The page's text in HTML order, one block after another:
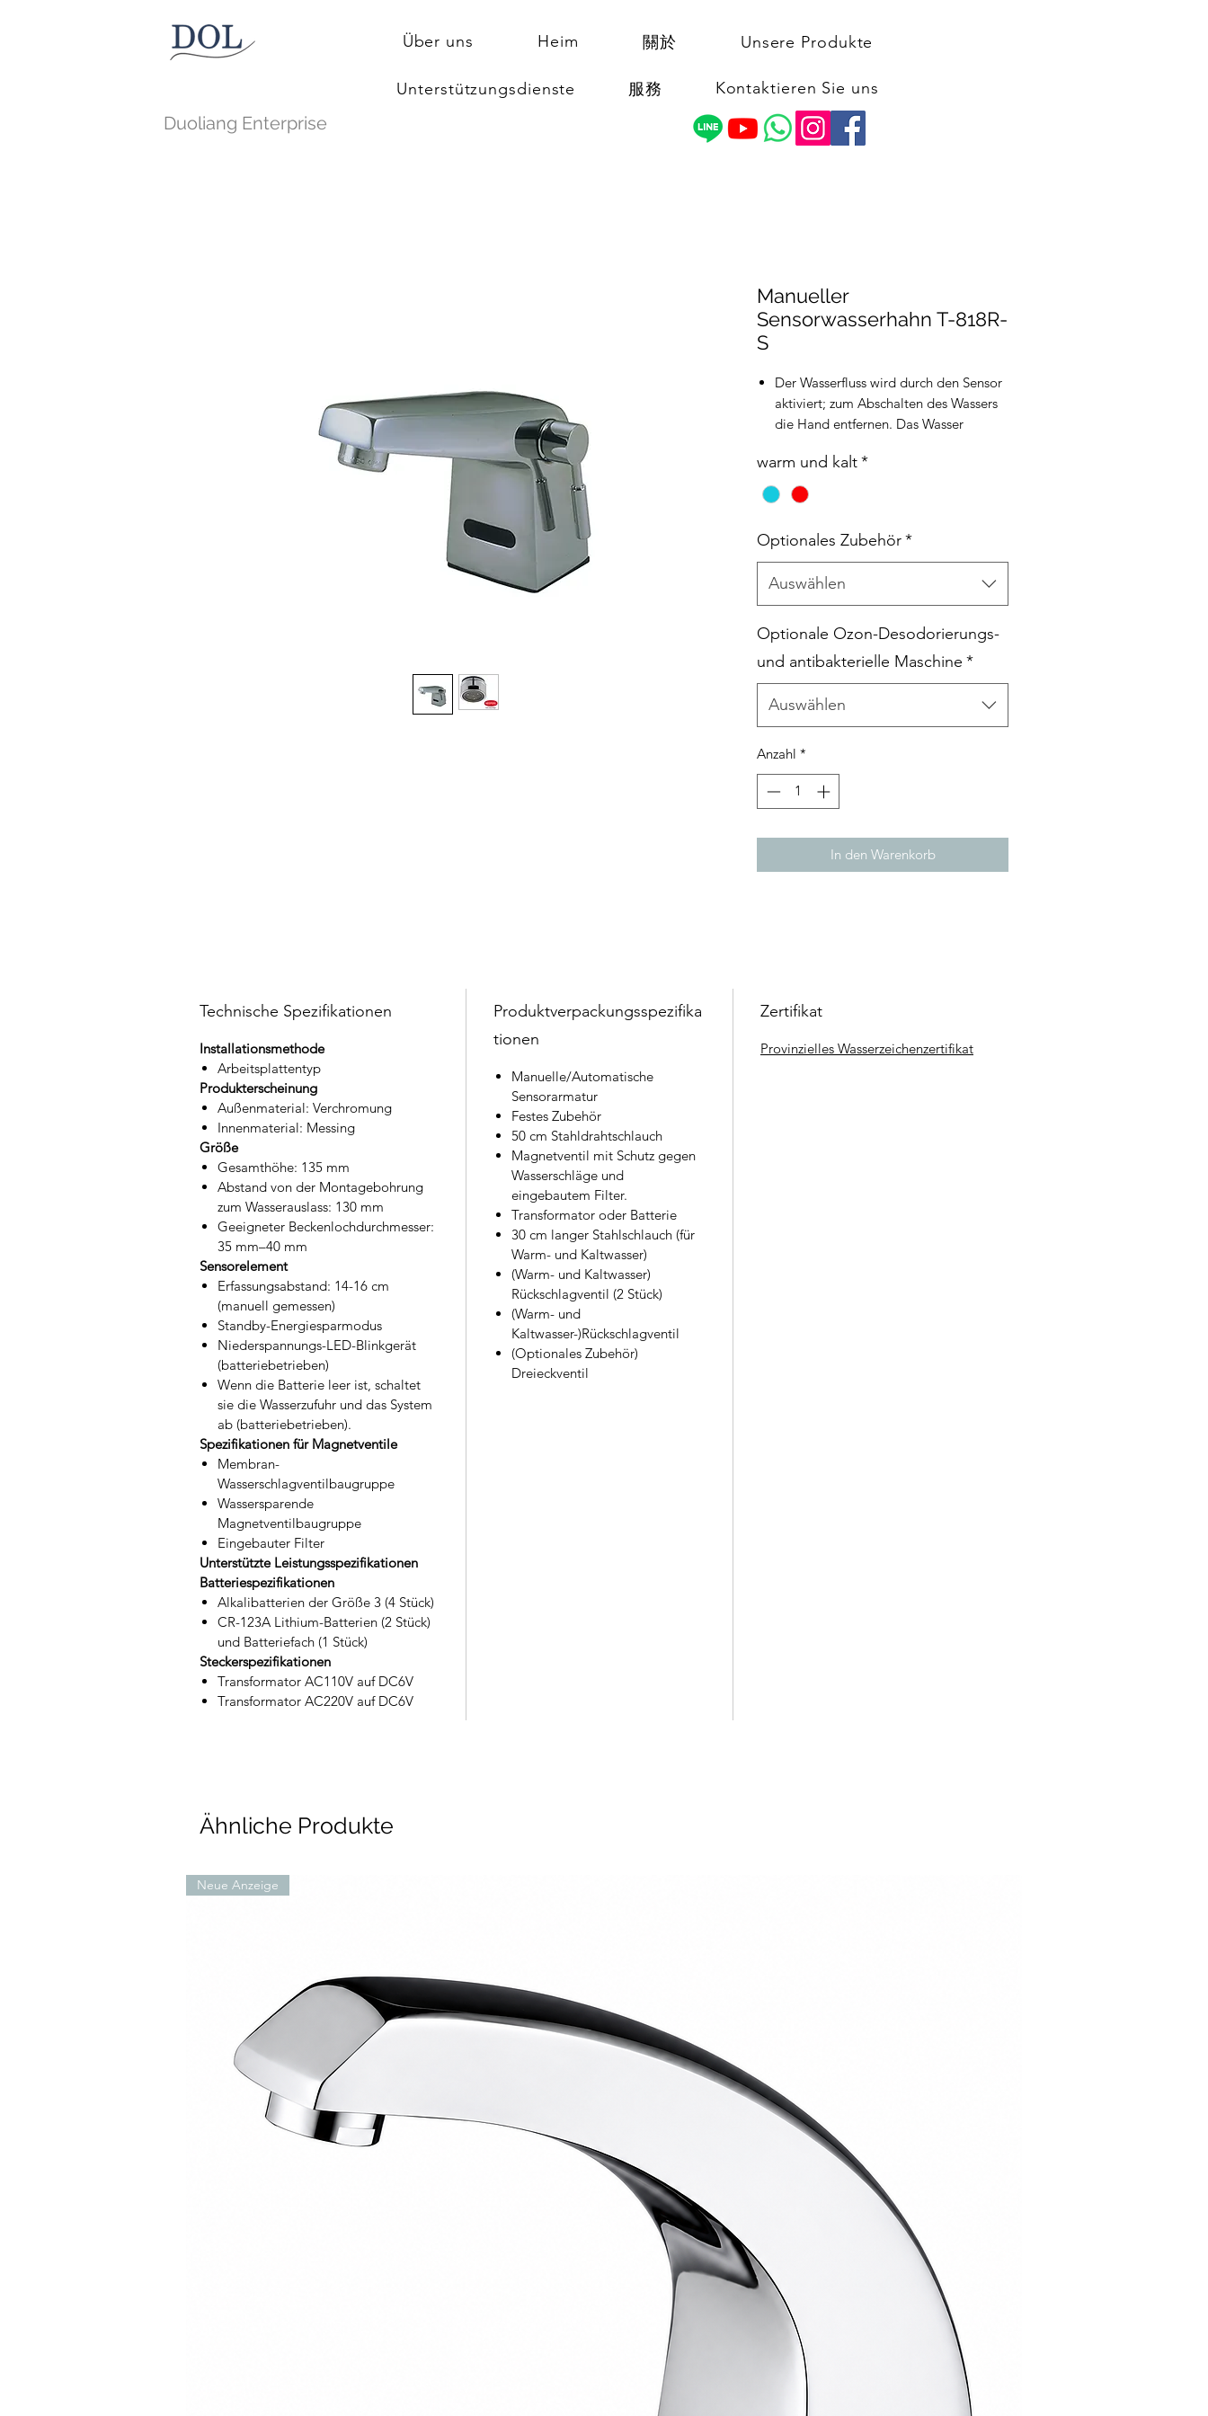
Über uns Heim 關於 Unsere Produkte
Unterstützungsdienste 服務 Kontaktieren Sie uns
Duoliang Enterprise
Manueller
Sensorwasserhahn T-818R-
S
Der Wasserfluss wird durch den Sensor
aktiviert; zum Abschalten des Wassers
die Hand entfernen. Das Wasser
ununterbrochenen Durchflusses
automatisch ab.
Es verfügt über eine manuelle
Bei niedrigem Batteriestand blinkt die
LED-Leuchte, um Sie daran zu erinnern,
die Batterie auszutauschen.
Wenn der Strom zur Neige geht, wird
das Wasser abgestellt und das System
schaltet sich ab.
Der Erfassungsabstand beträgt weniger
Batterielebensdauer: 6-8 Jahre
Jahr).
Wasserversorgungsdruck: 0,5 kgf/cm² -
7 kgf/cm²
Provinzielle Wasserzeichen-
Zertifizierung
warm und kalt*
Optionales Zubehör*
Auswählen
Optionale Ozon-Desodorierungs-
und antibakterielle Maschine *
Auswählen
Anzahl *
In den Warenkorb
Technische Spezifikationen
Installationsmethode
Arbeitsplattentyp
Produkterscheinung
Außenmaterial: Verchromung
Innenmaterial: Messing
Größe
Gesamthöhe: 135 mm
Abstand von der Montagebohrung
zum Wasserauslass: 130 mm
Geeigneter Beckenlochdurchmesser:
35 mm–40 mm
Sensorelement
Erfassungsabstand: 14-16 cm
(manuell gemessen)
Standby-Energiesparmodus
Niederspannungs-LED-Blinkgerät
(batteriebetrieben)
Wenn die Batterie leer ist, schaltet
sie die Wasserzufuhr und das System
ab (batteriebetrieben).
Spezifikationen für Magnetventile
Membran-
Wasserschlagventilbaugruppe
Wassersparende
Magnetventilbaugruppe
Eingebauter Filter
Unterstützte Leistungsspezifikationen
Batteriespezifikationen
Alkalibatterien der Größe 3 (4 Stück)
CR-123A Lithium-Batterien (2 Stück)
und Batteriefach (1 Stück)
Steckerspezifikationen
Transformator AC110V auf DC6V
Transformator AC220V auf DC6V
Produktverpackungsspezifika
tionen
Manuelle/Automatische
Sensorarmatur
Festes Zubehör
50 cm Stahldrahtschlauch
Magnetventil mit Schutz gegen
Wasserschläge und
eingebautem Filter.
Transformator oder Batterie
30 cm langer Stahlschlauch (für
Warm- und Kaltwasser)
(Warm- und Kaltwasser)
Rückschlagventil (2 Stück)
(Warm- und
Kaltwasser-)Rückschlagventil
(Optionales Zubehör)
Dreieckventil
Zertifikat
Provinzielles Wasserzeichenzertifikat
Ähnliche Produkte
Neue Anzeige